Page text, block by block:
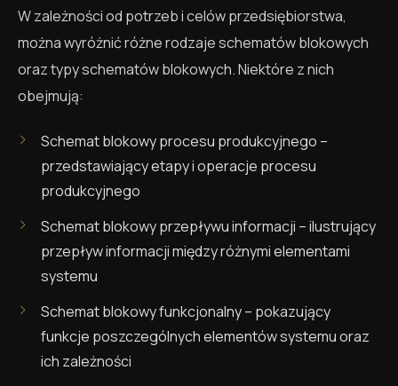
W zależności od potrzeb i celów przedsiębiorstwa,
można wyróżnić różne rodzaje schematów blokowych
oraz typy schematów blokowych. Niektóre z nich
obejmują:
Schemat blokowy procesu produkcyjnego –
przedstawiający etapy i operacje procesu
produkcyjnego
Schemat blokowy przepływu informacji – ilustrujący
przepływ informacji między różnymi elementami
systemu
Schemat blokowy funkcjonalny – pokazujący
funkcje poszczególnych elementów systemu oraz
ich zależności